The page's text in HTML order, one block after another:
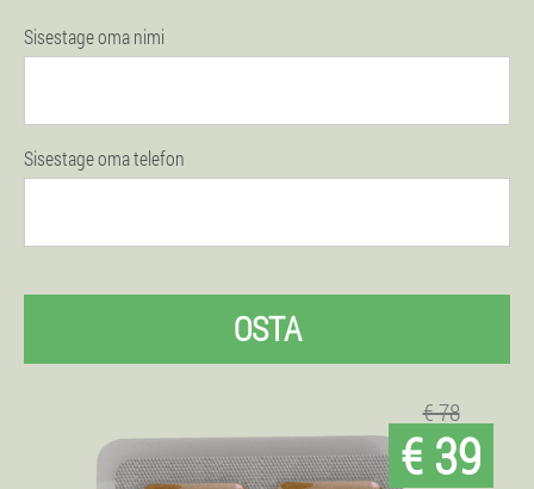
Sisestage oma nimi
Sisestage oma telefon
OSTA
€ 78
€ 39